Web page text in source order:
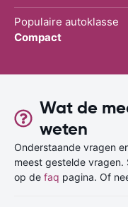
Populaire autoklasse
Compact
Wat de
weten
Onderstaande vragen
meest gestelde
op de faq pagina. Of